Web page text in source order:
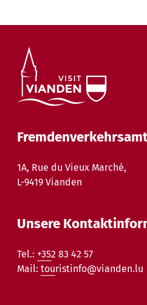
1A, Rue du Vieux Marché,
L-9419 Vianden
Unsere
Tel.: +352 83 42 57
Mail: touristinfo@vianden.lu